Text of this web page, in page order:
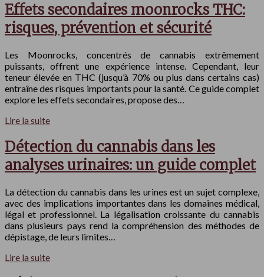
Effets secondaires moonrocks THC:
risques, prévention et sécurité
Les Moonrocks, concentrés de cannabis extrêmement
puissants, offrent une expérience intense. Cependant, leur
teneur élevée en THC (jusqu’à 70% ou plus dans certains cas)
entraîne des risques importants pour la santé. Ce guide complet
explore les effets secondaires, propose des…
Lire la suite
Détection du cannabis dans les
analyses urinaires: un guide complet
La détection du cannabis dans les urines est un sujet complexe,
avec des implications importantes dans les domaines médical,
légal et professionnel. La légalisation croissante du cannabis
dans plusieurs pays rend la compréhension des méthodes de
dépistage, de leurs limites…
Lire la suite